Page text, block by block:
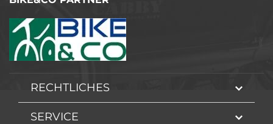
RECHTLICHES
SERVICE